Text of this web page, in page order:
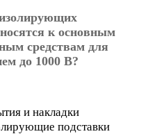
к основным
средствам для
до 1000 В?
и накладки
подставки